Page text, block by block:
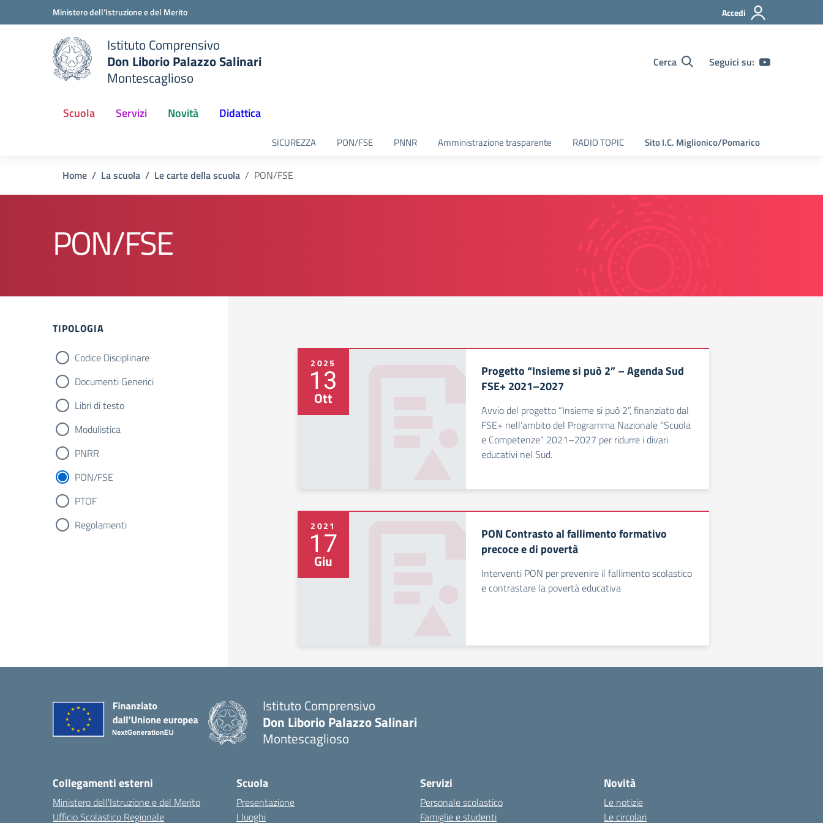
Vai ai contenuti
Vai al menu di navigazioneMinistero dell'Istruzione e del Merito Accedi
Istituto Comprensivo
Don Liborio Palazzo Salinari
Montescaglioso
Cerca Seguici su:
Scuola Servizi Novità Didattica
SICUREZZA PON/FSE PNNR Amministrazione trasparente RADIO TOPIC Sito I.C. Miglionico/Pomarico
Home La scuola Le carte della scuola PON/FSE
PON/FSE
TIPOLOGIA
Codice Disciplinare
Documenti Generici
Libri di testo
Modulistica
PNRR
PON/FSE
PTOF
Regolamenti
2025
13
Ott
Progetto “Insieme si può 2” – Agenda Sud
FSE+ 2021–2027
Avvio del progetto “Insieme si può 2”, finanziato dal
FSE+ nell’ambito del Programma Nazionale “Scuola
e Competenze” 2021–2027 per ridurre i divari
educativi nel Sud.
2021
17
Giu
PON Contrasto al fallimento formativo
precoce e di povertà
Interventi PON per prevenire il fallimento scolastico
e contrastare la povertà educativa
Istituto Comprensivo
Don Liborio Palazzo Salinari
Montescaglioso
Collegamenti esterni
Ministero dell'Istruzione e del Merito
Ufficio Scolastico Regionale
Scuola
Presentazione
I luoghi
Servizi
Personale scolastico
Famiglie e studenti
Novità
Le notizie
Le circolari